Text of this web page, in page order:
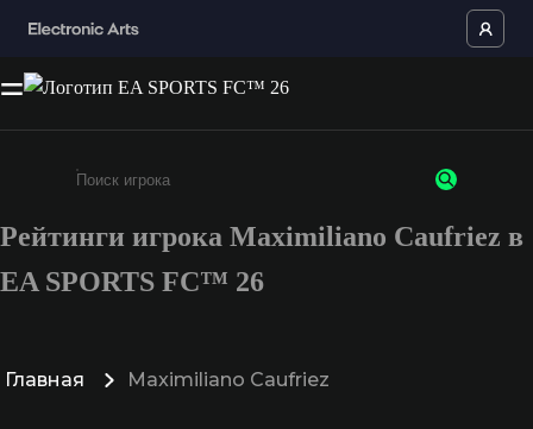
Введите не менее 3 символов или цифр
Рейтинги игрока Maximiliano Caufriez в
EA SPORTS FC™ 26
Главная Maximiliano Caufriez